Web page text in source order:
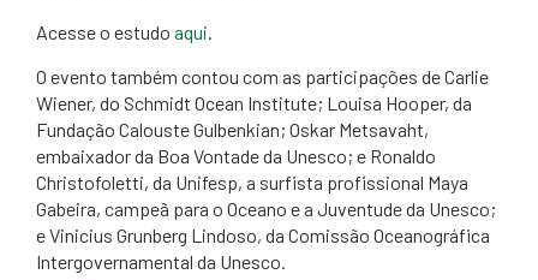
Acesse o estudo aqui.
O evento também contou com as participações de Carlie
Wiener, do Schmidt Ocean Institute; Louisa Hooper, da
Fundação Calouste Gulbenkian; Oskar Metsavaht,
embaixador da Boa Vontade da Unesco; e Ronaldo
Christofoletti, da Unifesp, a surfista profissional Maya
Gabeira, campeã para o Oceano e a Juventude da Unesco;
e Vinicius Grunberg Lindoso, da Comissão Oceanográfica
Intergovernamental da Unesco.